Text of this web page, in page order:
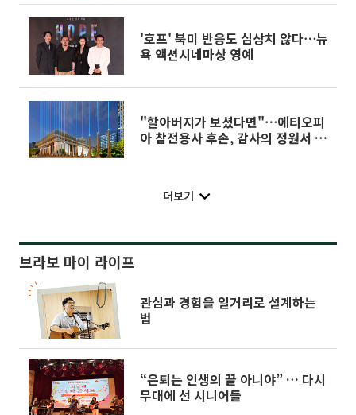
'호프' 북미 반응도 심상치 않다⋯뉴
욕 액션시네마상 영예
"할아버지가 보셨다면"⋯에티오피
아 참전용사 후손, 감사의 정원서 노
더보기
브라보 마이 라이프
관심과 경험을 일거리로 설계하는
법
“은퇴는 인생의 끝 아니야” … 다시
무대에 선 시니어들